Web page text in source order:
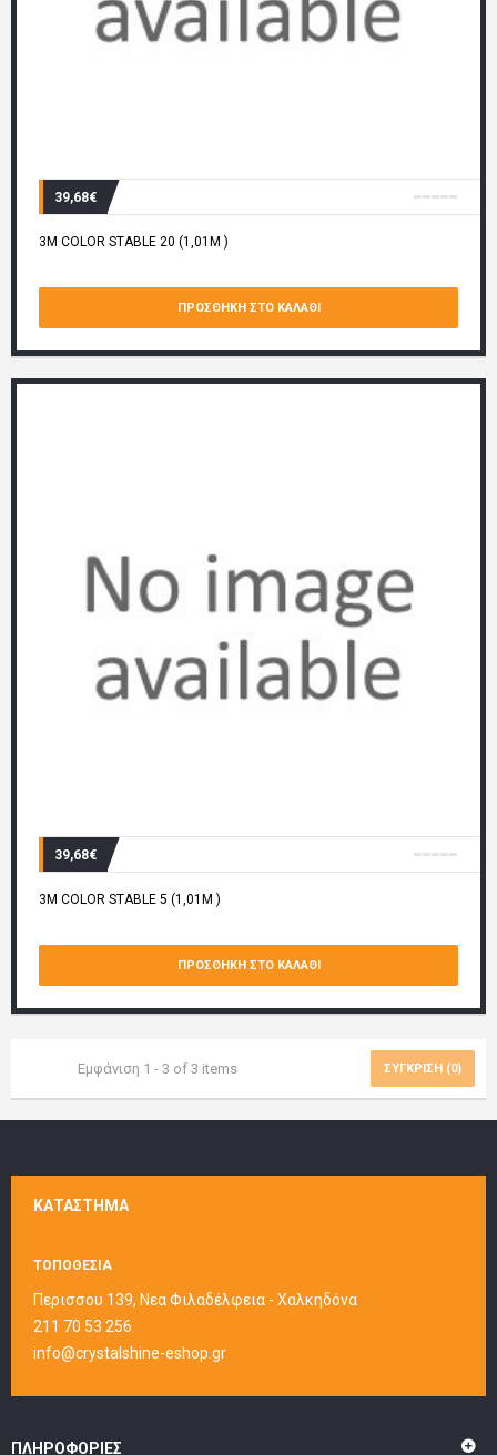
39,68€
3M COLOR STABLE 20 (1,01M )
ΠΡΟΣΘΉΚΗ ΣΤΟ ΚΑΛΆΘΙ
39,68€
3M COLOR STABLE 5 (1,01M )
ΠΡΟΣΘΉΚΗ ΣΤΟ ΚΑΛΆΘΙ
Εμφάνιση 1 - 3 of 3 items ΣΎΓΚΡΙΣΗ (0)
ΚΑΤΆΣΤΗΜΑ
ΤΟΠΟΘΕΣΙΑ
Περισσου 139, Νεα Φιλαδέλφεια - Χαλκηδόνα
211 70 53 256
info@crystalshine-eshop.gr
ΠΛΗΡΟΦΟΡΊΕΣ